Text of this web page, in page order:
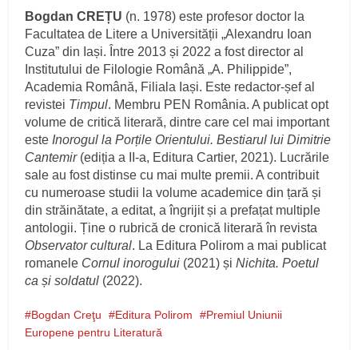
Bogdan CREȚU (n. 1978) este profesor doctor la
Facultatea de Litere a Universității „Alexandru Ioan
Cuza” din Iași. Între 2013 și 2022 a fost director al
Institutului de Filologie Română „A. Philippide”,
Academia Română, Filiala Iași. Este redactor-șef al
revistei Timpul. Membru PEN România. A publicat opt
volume de critică literară, dintre care cel mai important
este Inorogul la Porțile Orientului. Bestiarul lui Dimitrie
Cantemir(ediția a II-a, Editura Cartier, 2021). Lucrările
sale au fost distinse cu mai multe premii. A contribuit
cu numeroase studii la volume academice din țară și
din străinătate, a editat, a îngrijit și a prefațat multiple
antologii. Ține o rubrică de cronică literară în revista
Observator cultural. La Editura Polirom a mai publicat
romanele Cornul inorogului (2021) șiNichita. Poetul
ca și soldatul (2022).
Bogdan Creţu Editura Polirom
Premiul Uniunii
Europene pentru Literatură